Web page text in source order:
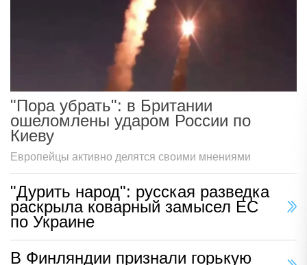
"Пора убрать": в Британии
ошеломлены ударом России по
Киеву
Европейцы активно делятся своими мнениями
"Дурить народ": русская разведка
раскрыла коварный замысел ЕС
по Украине
В Финляндии признали горькую